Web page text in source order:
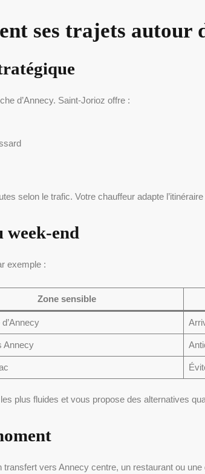
ses trajets autour
d’Annecy. Saint-Jorioz offre :
selon le trafic. Votre chauffeur adapte
week-end
exemple :
Zone sensible
Annecy
plus fluides et vous propose des alternatives
vers Annecy centre, un restaurant ou